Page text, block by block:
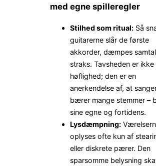
med egne spilleregler
Stilhed som ritual: Så
guitarerne slår de første
akkorder, dæmpes
straks. Tavsheden er ikke
høflighed; den er en
anerkendelse af, at
bærer mange stemmer –
sine egne og fortidens.
Lysdæmpning:
oplyses ofte kun af
eller diskrete pærer. Den
sparsomme belysning